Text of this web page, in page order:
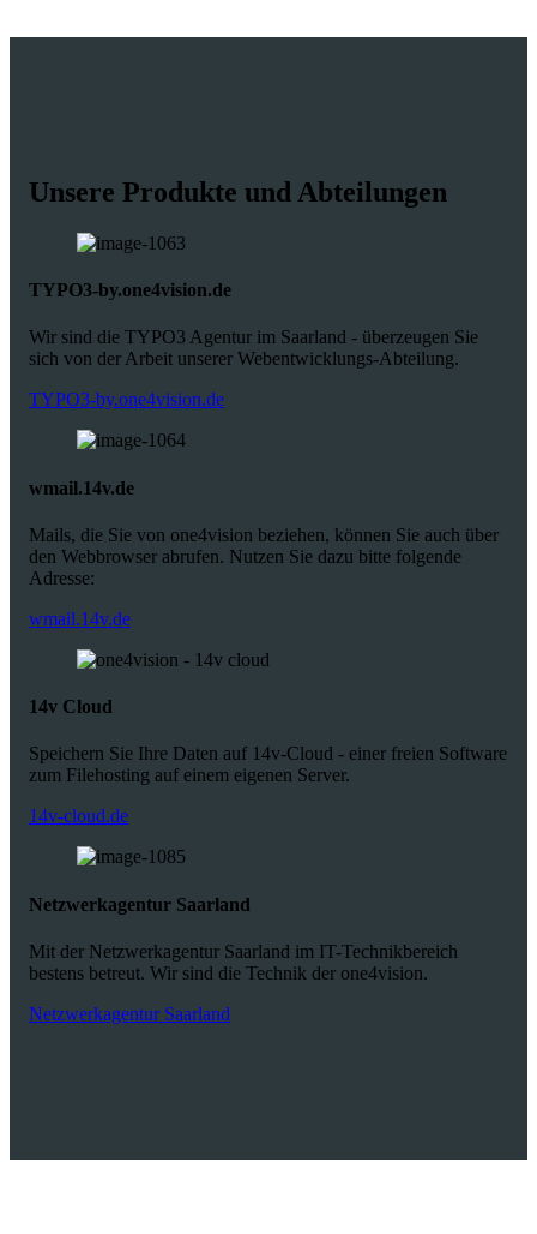
Unsere Produkte und Abteilungen
TYPO3-by.one4vision.de
Wir sind die TYPO3 Agentur im Saarland - überzeugen Sie
sich von der Arbeit unserer Webentwicklungs-Abteilung.
TYPO3-by.one4vision.de
wmail.14v.de
Mails, die Sie von one4vision beziehen, können Sie auch über
den Webbrowser abrufen. Nutzen Sie dazu bitte folgende
Adresse:
wmail.14v.de
14v Cloud
Speichern Sie Ihre Daten auf 14v-Cloud - einer freien Software
zum Filehosting auf einem eigenen Server.
14v-cloud.de
Netzwerkagentur Saarland
Mit der Netzwerkagentur Saarland im IT-Technikbereich
bestens betreut. Wir sind die Technik der one4vision.
Netzwerkagentur Saarland